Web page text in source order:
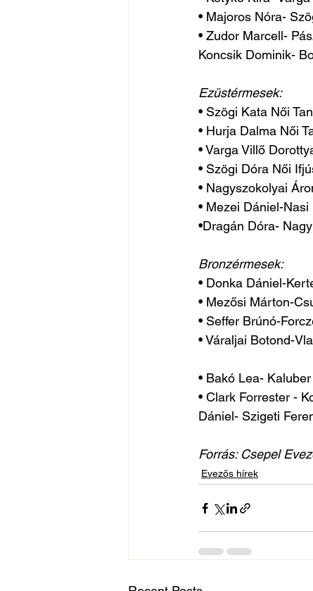
• Majoros Nóra-
• Zudor Marcell-
Koncsik Dominik-
Ezüstérmesek:
• Szögi Kata Női
• Hurja Dalma Női
• Varga Villő
• Szögi Dóra Női
• Nagyszokolyai
• Mezei Dániel-
•Dragán Dóra-
Bronzérmesek:
• Donka Dániel-
• Mezősi Márton-
• Seffer Brúnó-
• Váraljai Botond-
• Bakó Lea-
• Clark Forrester -
Dániel- Szigeti
Forrás: Csepel
Evezős hírek